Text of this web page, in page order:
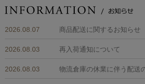
2026.08.07 商品配送に関するお知らせ
2026.08.03 再入荷通知について
2026.08.03 物流倉庫の休業に伴う配送